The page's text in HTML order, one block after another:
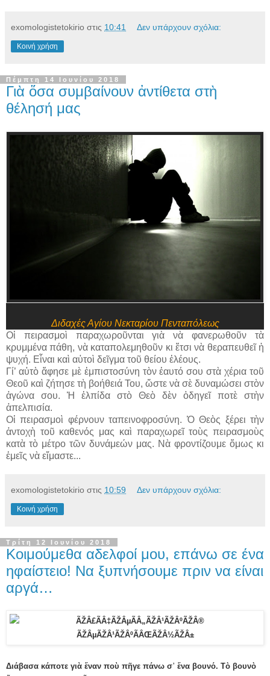
exomologistetokirio στις 10:41 Δεν υπάρχουν σχόλια:
Κοινή χρήση
Πέμπτη 14 Ιουνίου 2018
Γιὰ ὅσα συμβαίνουν ἀντίθετα στὴ
θέλησή μας
Διδαχές Αγίου Νεκταρίου Πενταπόλεως
Οἱ πειρασμοὶ παραχωροῦνται γιὰ νὰ φανερωθοῦν τὰ
κρυμμένα πάθη, νὰ καταπολεμηθοῦν κι ἔτσι νὰ θεραπευθεῖ ἡ
ψυχή. Εἶναι καὶ αὐτοὶ δεῖγμα τοῦ θείου ἐλέους.
Γί’ αὐτὸ ἄφησε μὲ ἐμπιστοσύνη τὸν ἑαυτό σου στὰ χέρια τοῦ
Θεοῦ καὶ ζήτησε τὴ βοήθειά Του, ὥστε νὰ σὲ δυναμώσει στὸν
ἀγώνα σου. Ἡ ἐλπίδα στὸ Θεὸ δὲν ὁδηγεῖ ποτὲ στὴν
ἀπελπισία.
Οἱ πειρασμοὶ φέρνουν ταπεινοφροσύνη. Ὁ Θεὸς ξέρει τὴν
ἀντοχὴ τοῦ καθενός μας καὶ παραχωρεῖ τοὺς πειρασμοὺς
κατὰ τὸ μέτρο τῶν δυνάμεών μας. Νὰ φροντίζουμε ὅμως κι
ἐμεῖς νὰ εἴμαστε...
exomologistetokirio στις 10:59 Δεν υπάρχουν σχόλια:
Κοινή χρήση
Τρίτη 12 Ιουνίου 2018
Κοιμούμεθα αδελφοί μου, επάνω σε ένα
ηφαίστειο! Να ξυπνήσουμε πριν να είναι
αργά…
Διάβασα κάποτε γιὰ ἕναν ποὺ πῆγε πάνω σ᾿ ἕνα βουνό. Τὸ βουνὸ